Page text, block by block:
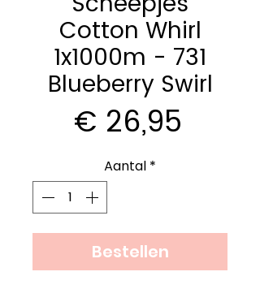
Cotton Whirl
1x1000m - 731
Blueberry Swirl
€ 26,95
Aantal *
Bestellen